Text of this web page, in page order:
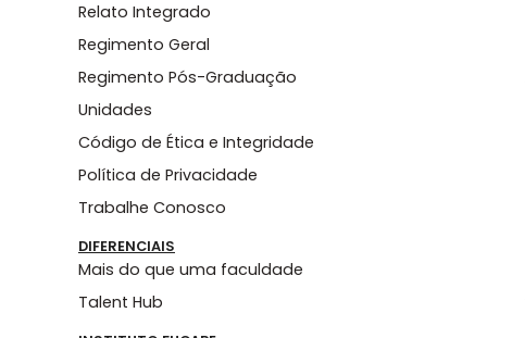
Relato Integrado
Regimento Geral
Regimento Pós-Graduação
Unidades
Código de Ética e Integridade
Política de Privacidade
Trabalhe Conosco
DIFERENCIAIS
Mais do que uma faculdade
Talent Hub